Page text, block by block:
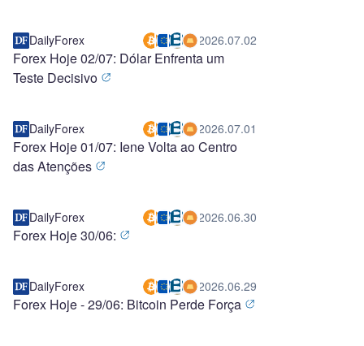
DailyForex 2026.07.02
Forex Hoje 02/07: Dólar Enfrenta um
Teste Decisivo
DailyForex 2026.07.01
Forex Hoje 01/07: Iene Volta ao Centro
das Atenções
DailyForex 2026.06.30
Forex Hoje 30/06:
DailyForex 2026.06.29
Forex Hoje - 29/06: Bitcoin Perde Força